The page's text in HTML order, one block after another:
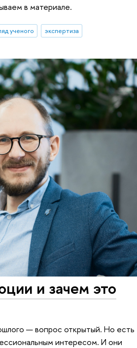
в материале.
ученого экспертиза
и зачем это
— вопрос открытый. Но есть
интересом. И они